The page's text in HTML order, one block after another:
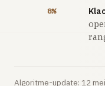
8%
Algoritme-update: 12